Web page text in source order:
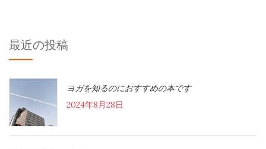
最近の投稿
ヨガを知るのにおすすめの本です
2024年8月28日